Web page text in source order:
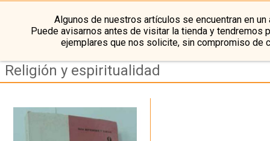
Algunos de nuestros artículos se encuentran en un
Puede avisarnos antes de visitar la tienda y tendremos
ejemplares que nos solicite, sin compromiso de
Religión y espiritualidad